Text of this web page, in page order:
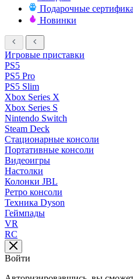
Подарочные
Новинки
Игровые приставки
PS5
PS5 Pro
PS5 Slim
Xbox Series X
Xbox Series S
Nintendo Switch
Steam Deck
Стационарные консоли
Портативные консоли
Видеоигры
Настолки
Колонки JBL
Ретро консоли
Техника Dyson
Геймпады
VR
RC
Войти